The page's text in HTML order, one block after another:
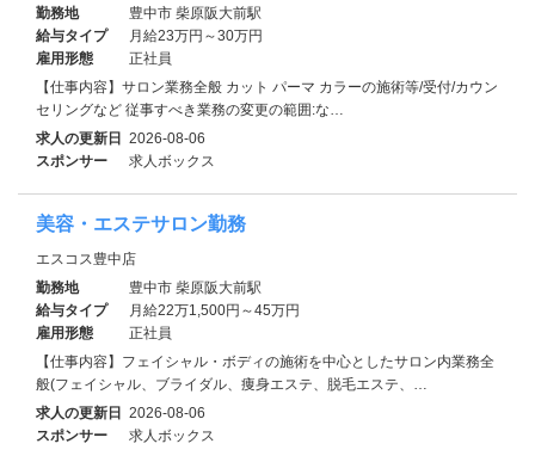
勤務地
豊中市 柴原阪大前駅
給与タイプ
月給23万円～30万円
雇用形態
正社員
【仕事内容】サロン業務全般 カット パーマ カラーの施術等/受付/カウン
セリングなど 従事すべき業務の変更の範囲:な…
求人の更新日 2026-08-06
スポンサー
求人ボックス
美容・エステサロン勤務
エスコス豊中店
勤務地
豊中市 柴原阪大前駅
給与タイプ
月給22万1,500円～45万円
雇用形態
正社員
【仕事内容】フェイシャル・ボディの施術を中心としたサロン内業務全
般(フェイシャル、ブライダル、痩身エステ、脱毛エステ、…
求人の更新日 2026-08-06
スポンサー
求人ボックス